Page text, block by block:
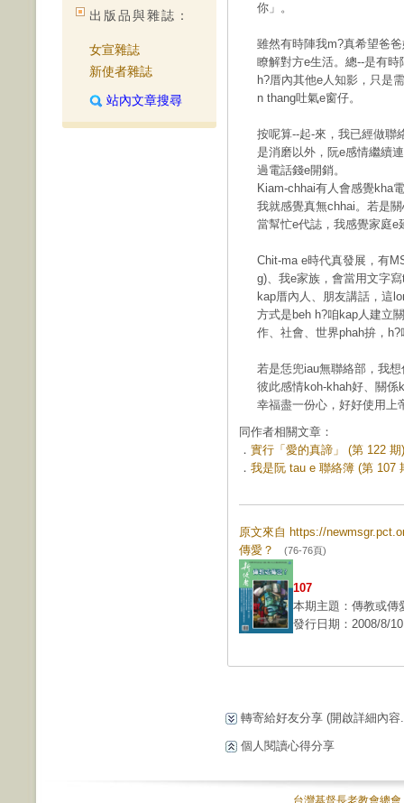
出版品與雜誌：
女宣雜誌
新使者雜誌
站內文章搜尋
你」。
雖然有時陣我m?真希望爸
瞭解對方e生活。總--是有
h?厝內其他e人知影，只是
n thang吐氣e窗仔。
按呢算--起-來，我已經做聯
是消磨以外，阮e感情繼續
過電話錢e開銷。
Kiam-chhai有人會感覺kha
我就感覺真無chhai。若是
當幫忙e代誌，我感覺家庭
Chit-ma e時代真發展，有
g)、我e家族，會當用文字
kap厝內人、朋友講話，這
方式是beh h?咱kap人建立
作、社會、世界phah拚，
若是恁兜iau無聯絡部，我
彼此感情koh-khah好、關係
幸福盡一份心，好好使用上
同作者相關文章：
． 實行「愛的真諦」 (第 122 期)
． 我是阮 tau e 聯絡簿 (第 107
原文來自 https://
傳愛？
(76-76頁)
107
本期主題：傳教或傳
發行日期：2008/8/10
轉寄給好友分享 (開啟詳細內容
個人閱讀心得分享
台灣基督長老教會總會